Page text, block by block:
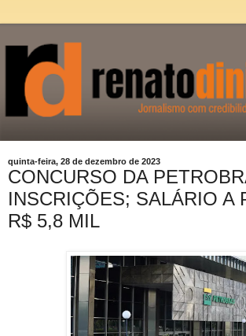
quinta-feira, 28 de dezembro de 2023
CONCURSO DA
INSCRIÇÕES; SALÁRIO A
R$ 5,8 MIL